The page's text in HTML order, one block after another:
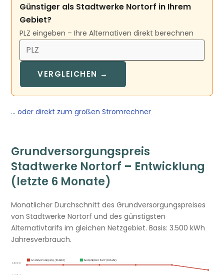
Günstiger als Stadtwerke Nortorf in Ihrem
Gebiet?
PLZ eingeben – Ihre Alternativen direkt berechnen
VERGLEICHEN →
… oder direkt zum großen Stromrechner
Grundversorgungspreis
Stadtwerke Nortorf – Entwicklung
(letzte 6 Monate)
Monatlicher Durchschnitt des Grundversorgungspreises
von Stadtwerke Nortorf und des günstigsten
Alternativtarifs im gleichen Netzgebiet. Basis: 3.500 kWh
Jahresverbrauch.